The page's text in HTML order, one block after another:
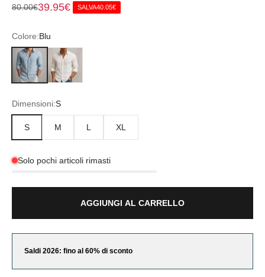
Prezzo normale
80.00€Prezzo di vendita
39.95€ SALVA40.05€
Colore:Blu
Blu
Bianco
Dimensioni:S
S M L XL
Solo pochi articoli rimasti
AGGIUNGI AL CARRELLO
Saldi 2026: fino al 60% di sconto